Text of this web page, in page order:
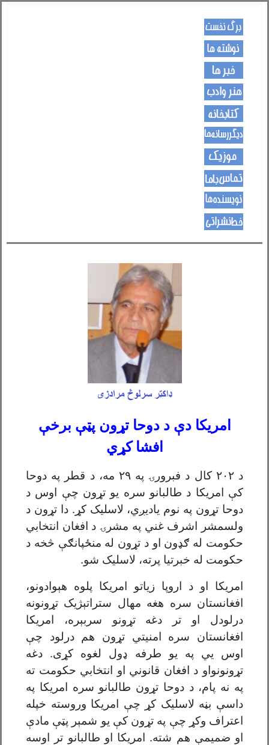
امریکا دې د دوحا تړون پټې برخې
افشا کړي
د ۲۰۲ کال د فبرورۍ په ۲۹ مه، د قطر په دوحا
کې امریکا د طالبانو سره یو تړون چې اوس د
دوحا تړون په نوم یادیږي، لاسلیک کړ. دا تړون د
ولسمشر اشرف غني په مشرۍ د افغان انتخابي
حکومت له ګډون او د تړون له منځپانګې څخه د
حکومت له خبرتیا پرته، لاسلیک شو.
امریکا او د اروپا زیاتو امریکا پلوه هېوادونو،
افغانستان سره هغه مهال ستراتېژیک تړونونه
درلودل او تر دغه تړونو سربېره، امریکا
افغانستان سره امنیتي تړون هم درلود چې
اوس يي په یو طرفه ډول لغوه کړی. دغه
تړونونواو د افغان قانوني او انتخابي حکومت ته
په نه پام، د دوحا تړون طالبانو سره امریکا په
داسې بڼه لاسلیک کړ چې امریکا وروسته خپله
اعتراف وکړ چې په تړون کې یو شمېر پټې مادې
او ضمیمې هم شته. امریکا او طالبانو تر اوسه